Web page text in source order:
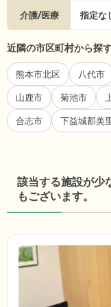
介護/医療 指定な
近隣の市区町村から探
熊本市北区 八代市
山鹿市 菊池市
合志市 下益城郡美
該当する施設が少
もございます。